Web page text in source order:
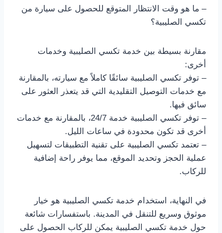
– ما هو وقت الانتظار المتوقع للحصول على سيارة من
تكسي الصليبية؟
مقارنة بسيطة بين خدمة تكسي الصليبية وخدمات
أخرى:
– توفر تكسي الصليبية سائقًا كاملاً مع سيارته، بالمقارنة
مع خدمات التوصيل التقليدية التي قد يتعذر العثور على
سائق فيها.
– توفر تكسي الصليبية خدمة 24/7، بالمقارنة مع خدمات
أخرى قد تكون محدودة في ساعات الليل.
– تعتمد تكسي الصليبية على تقنية التطبيقات لتسهيل
عملية الحجز وتحديد الموقع، مما يوفر راحة إضافية
للركاب.
في النهاية، استخدام خدمة تكسي الصليبية هو خيار
موثوق وسريع للتنقل في المدينة. باستفسارات شائعة
حول خدمة تكسي الصليبية يمكن للركاب الحصول على